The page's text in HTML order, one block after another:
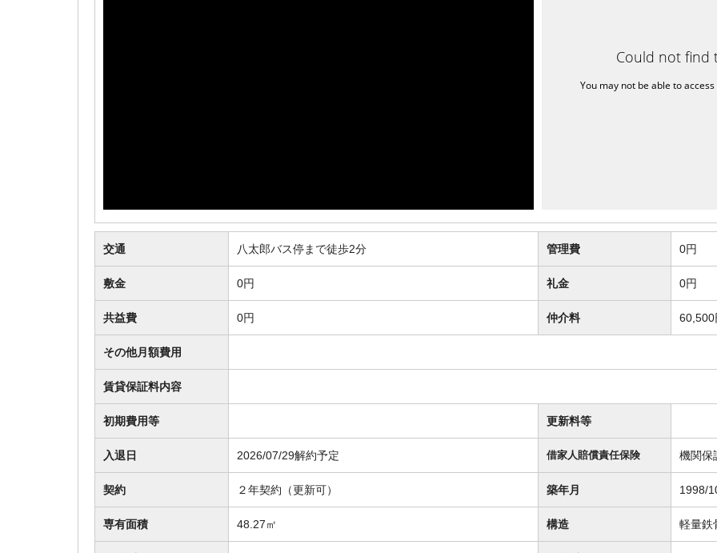
交通 八太郎バス停まで徒歩2分 管理費 0円
敷金 0円 礼金 0円
共益費 0円 仲介料 60,500
その他月額費用
賃貸保証料内容
初期費用等 更新料等
入退日 2026/07/29解約予定 借家人賠償責任保険 機関保
契約 ２年契約（更新可） 築年月 1998/
専有面積 48.27㎡ 構造 軽量